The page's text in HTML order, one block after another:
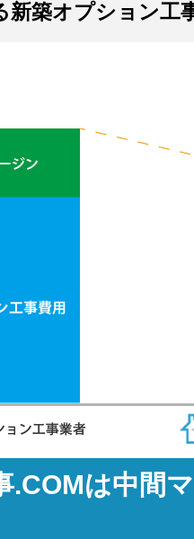
新築オプション工
.COMは中間